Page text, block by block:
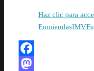
Haz clic para
Facebook